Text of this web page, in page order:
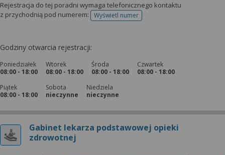
Rejestracja do tej poradni wymaga telefonicznego kontaktu
z przychodnią pod numerem:
Wyświetl numertelefonu do rejestracji
Godziny otwarcia rejestracji:
Poniedziałek
08:00 - 18:00
Wtorek
08:00 - 18:00
Środa
08:00 - 18:00
Czwartek
08:00 - 18:00
Piątek
08:00 - 18:00
Sobota
nieczynne
Niedziela
nieczynne
Gabinet lekarza podstawowej opieki
zdrowotnej